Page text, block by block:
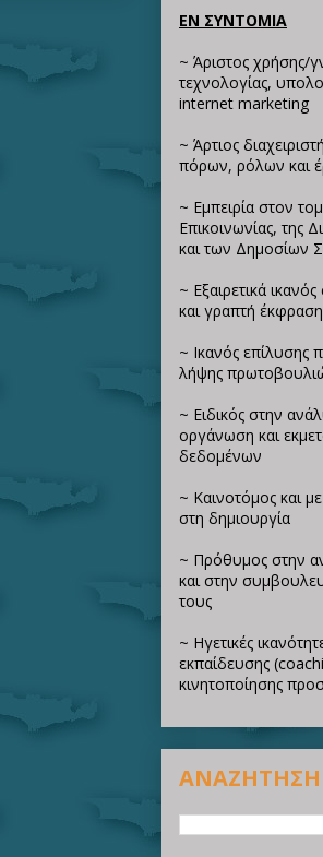
ΕΝ ΣΥΝΤΟΜΙΑ
~ Άριστος χρήσης/
τεχνολογίας,
internet marketing
~ Άρτιος
πόρων, ρόλων και
~ Εμπειρία στον
Επικοινωνίας, της
και των Δημοσίων
~ Εξαιρετικά
και γραπτή έκφραση
~ Ικανός επίλυσης
λήψης
~ Ειδικός στην
οργάνωση και
δεδομένων
~ Καινοτόμος και
στη δημιουργία
~ Πρόθυμος στην
και στην
τους
~ Ηγετικές
εκπαίδευσης
κινητοποίησης
ΑΝΑΖΗΤΗΣΗ